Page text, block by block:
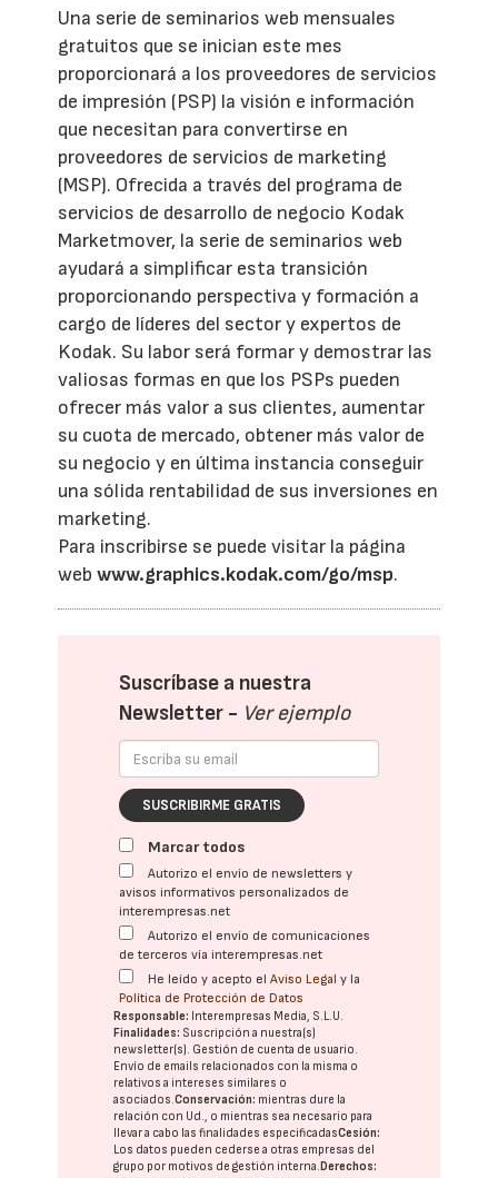
Una serie de seminarios web mensuales
gratuitos que se inician este mes
proporcionará a los proveedores de servicios
de impresión (PSP) la visión e información
que necesitan para convertirse en
proveedores de servicios de marketing
(MSP). Ofrecida a través del programa de
servicios de desarrollo de negocio Kodak
Marketmover, la serie de seminarios web
ayudará a simplificar esta transición
proporcionando perspectiva y formación a
cargo de líderes del sector y expertos de
Kodak. Su labor será formar y demostrar las
valiosas formas en que los PSPs pueden
ofrecer más valor a sus clientes, aumentar
su cuota de mercado, obtener más valor de
su negocio y en última instancia conseguir
una sólida rentabilidad de sus inversiones en
marketing.
Para inscribirse se puede visitar la página
webwww.graphics.kodak.com/go/msp.
Suscríbase a nuestra
Newsletter - Ver ejemplo
SUSCRIBIRME GRATIS
Marcar todos
Autorizo el envío de newsletters y
avisos informativos personalizados de
interempresas.net
Autorizo el envío de comunicaciones
de terceros vía interempresas.net
He leído y acepto elAviso Legal y la
Política de Protección de Datos
Responsable: Interempresas Media, S.L.U.
Finalidades: Suscripción a nuestra(s)
newsletter(s). Gestión de cuenta de usuario.
Envío de emails relacionados con la misma o
relativos a intereses similares o
asociados.Conservación: mientras dure la
relación con Ud., o mientras sea necesario para
llevar a cabo las finalidades especificadasCesión:
Los datos pueden cederse a otras empresas del
grupo por motivos de gestión interna. Derechos: